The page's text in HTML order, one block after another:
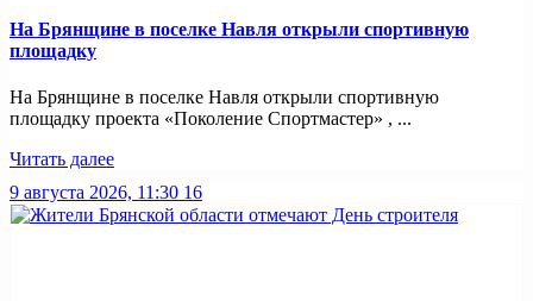
На Брянщине в поселке Навля открыли спортивную
площадку
На Брянщине в поселке Навля открыли спортивную
площадку проекта «Поколение Спортмастер» , ...
Читать далее
9 августа 2026, 11:30 16